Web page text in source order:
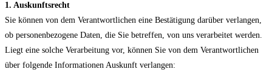
1. Auskunftsrecht
Sie können von dem Verantwortlichen eine Bestätigung darüber verlangen,
ob personenbezogene Daten, die Sie betreffen, von uns verarbeitet werden.
Liegt eine solche Verarbeitung vor, können Sie von dem Verantwortlichen
über folgende Informationen Auskunft verlangen: